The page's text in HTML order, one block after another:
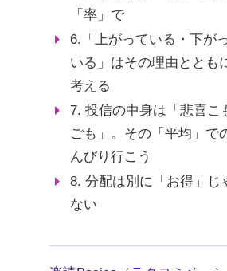
「率」で
6.「上がっている・下が
いる」はその理由ととも
考える
7. 投信の中身は「悲喜こ
ごも」。その「平均」で
んびり行こう
8. 分配は別に「お得」じ
ない